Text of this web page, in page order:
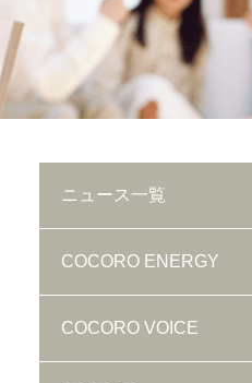
ニュース 一覧
COCORO ENERGY
COCORO VOICE